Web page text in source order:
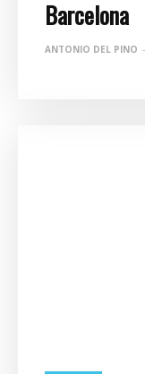
Barcelona
ANTONIO DEL PINO -